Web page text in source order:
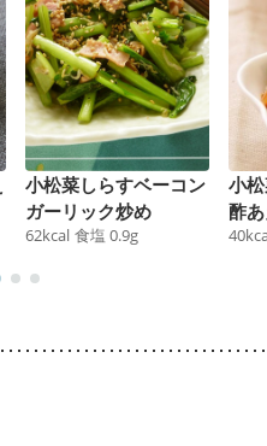
小松菜しらすベーコン
ガーリック炒め
62kcal 食塩 0.9g
小
酢あ
40